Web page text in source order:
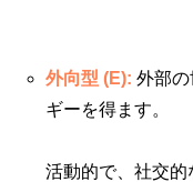
外向型 (E): 外部
ギーを得ます。
活動的で、社交的